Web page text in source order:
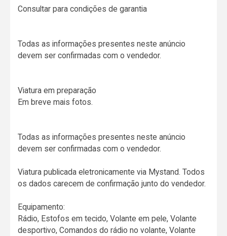
Consultar para condições de garantia
Todas as informações presentes neste anúncio
devem ser confirmadas com o vendedor.
Viatura em preparação
Em breve mais fotos.
Todas as informações presentes neste anúncio
devem ser confirmadas com o vendedor.
Viatura publicada eletronicamente via Mystand. Todos
os dados carecem de confirmação junto do vendedor.
Equipamento:
Rádio, Estofos em tecido, Volante em pele, Volante
desportivo, Comandos do rádio no volante, Volante